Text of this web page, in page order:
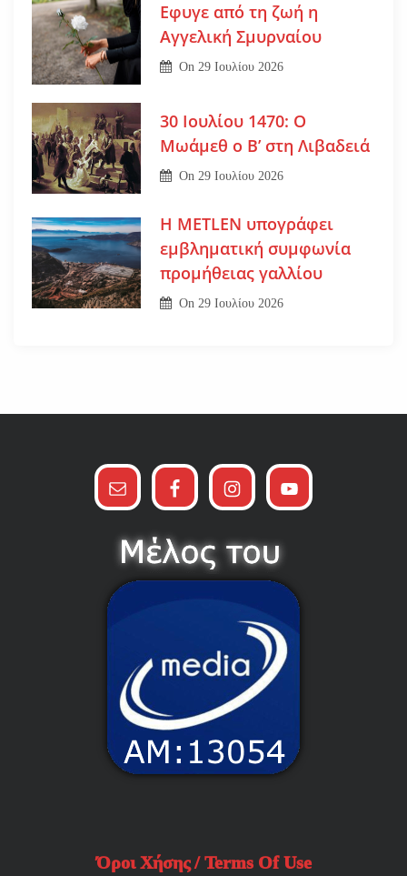
Εφυγε από τη ζωή η
Αγγελική Σμυρναίου
On29 Ιουλίου 2026
30 Ιουλίου 1470: Ο
Μωάμεθ ο Β’ στη Λιβαδειά
On29 Ιουλίου 2026
Η METLEN υπογράφει
εμβληματική συμφωνία
προμήθειας γαλλίου
On 29 Ιουλίου 2026
Όροι Χήσης / Terms Of Use